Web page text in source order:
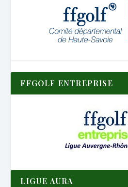
FFGOLF ENTREPRISE
LIGUE AURA